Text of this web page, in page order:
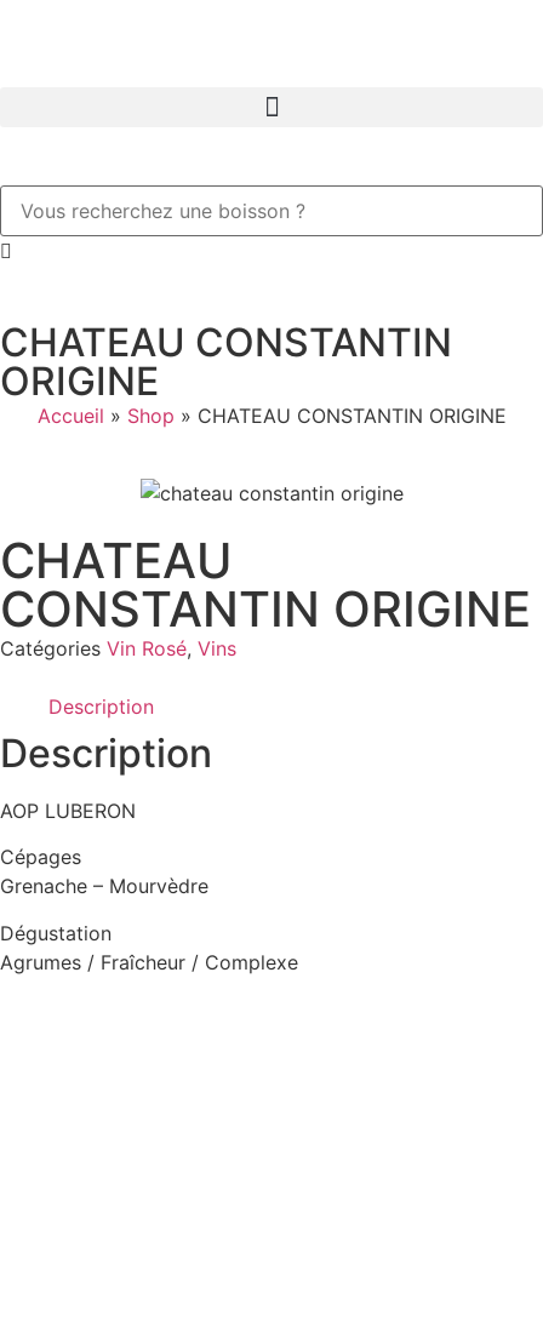
CHATEAU CONSTANTIN
ORIGINE
Accueil » Shop » CHATEAU CONSTANTIN ORIGINE
CHATEAU
CONSTANTIN ORIGINE
Catégories Vin Rosé, Vins
Description
Description
AOP LUBERON
Cépages
Grenache – Mourvèdre
Dégustation
Agrumes / Fraîcheur / Complexe